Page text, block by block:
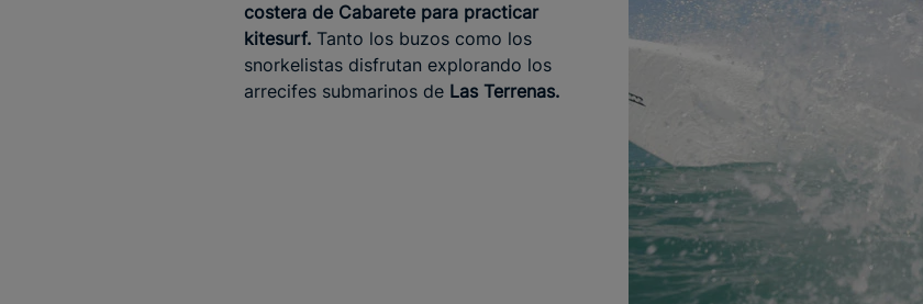
costera de Cabarete para practicar
kitesurf. Tanto los buzos como los
snorkelistas disfrutan explorando los
arrecifes submarinos de Las Terrenas.